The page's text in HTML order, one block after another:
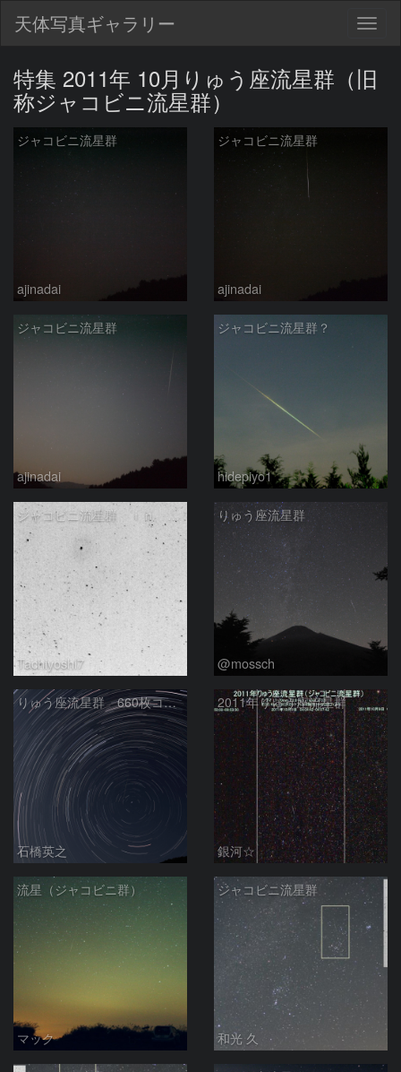
天体写真ギャラリー
特集 2011年 10月りゅう座流星群（旧
称ジャコビニ流星群）
ジャコビニ流星群
ajinadai
ジャコビニ流星群
ajinadai
ジャコビニ流星群
ajinadai
ジャコビニ流星群？
hidepiyo1
ジャコビニ流星群 ｉｎ ぎょしゃ
Tachiyoshi7
りゅう座流星群
@mossch
りゅう座流星群 660枚コンポジ
石橋英之
2011年りゅう座流星群
銀河☆
流星（ジャコビニ群）
マック
ジャコビニ流星群
和光 久